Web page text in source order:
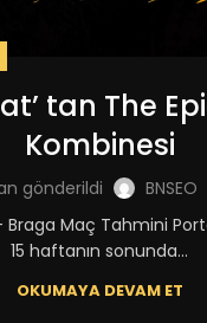
tan The
Kombinesi
gönderildi BNSEO
Braga Maç Tahmini
15 haftanın sonunda...
OKUMAYA DEVAM ET